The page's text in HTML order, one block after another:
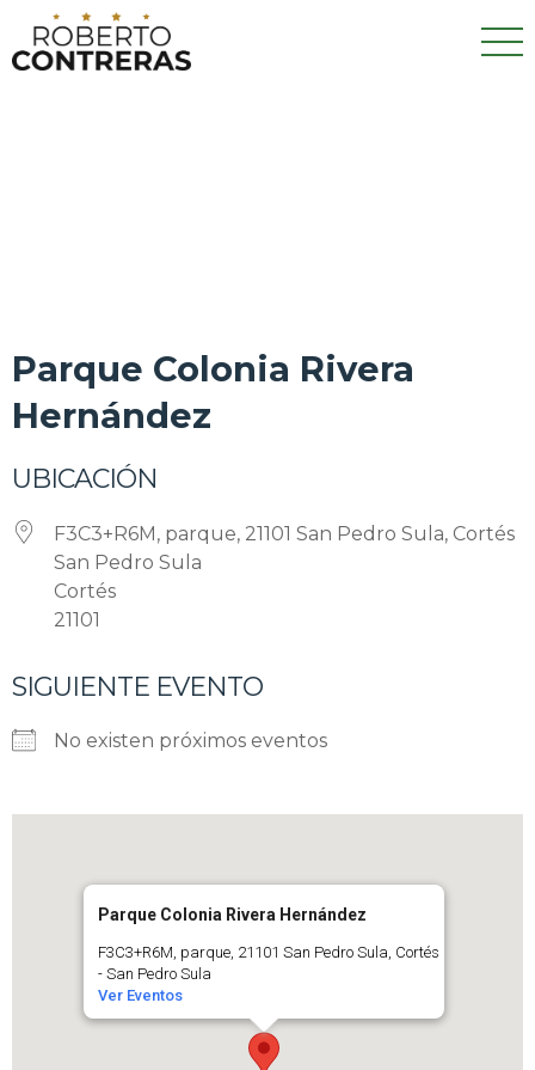
Parque Colonia Rivera
Hernández
UBICACIÓN
F3C3+R6M, parque, 21101 San Pedro Sula, Cortés
San Pedro Sula
Cortés
21101
SIGUIENTE EVENTO
No existen próximos eventos
Parque Colonia Rivera Hernández
F3C3+R6M, parque, 21101 San Pedro Sula, Cortés
- San Pedro Sula
Ver Eventos